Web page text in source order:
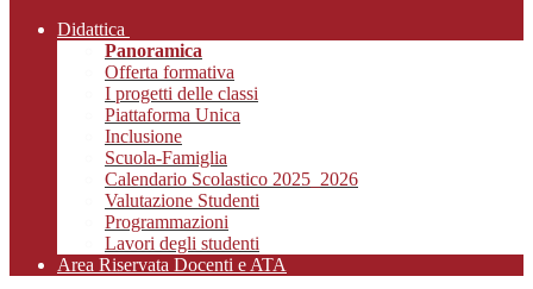
Didattica
Panoramica
Offerta formativa
I progetti delle classi
Piattaforma Unica
Inclusione
Scuola-Famiglia
Calendario Scolastico 2025_2026
Valutazione Studenti
Programmazioni
Lavori degli studenti
Area Riservata Docenti e ATA